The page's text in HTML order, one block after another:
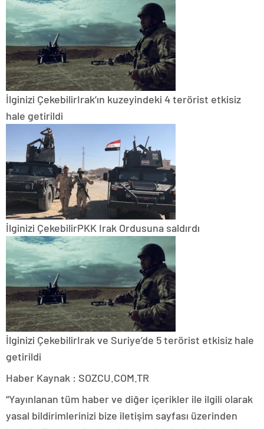
İlginizi ÇekebilirIrak’ın kuzeyindeki 4 terörist etkisiz
hale getirildi
İlginizi ÇekebilirPKK Irak Ordusuna saldırdı
İlginizi ÇekebilirIrak ve Suriye’de 5 terörist etkisiz hale
getirildi
Haber Kaynak : SOZCU.COM.TR
“Yayınlanan tüm haber ve diğer içerikler ile ilgili olarak
yasal bildirimlerinizi bize iletişim sayfası üzerinden